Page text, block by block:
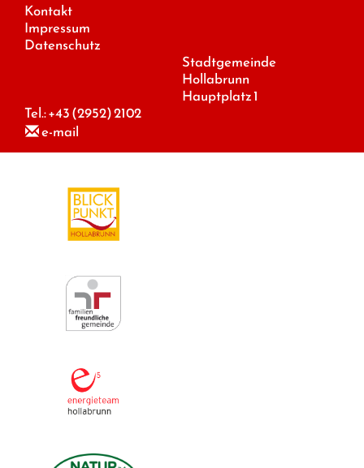
Kontakt
Impressum
Datenschutz
Stadtgemeinde
Hollabrunn
Hauptplatz 1
Tel.:+43 (2952) 2102
e-mail